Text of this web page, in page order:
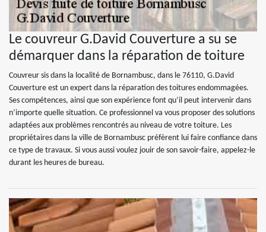
Le couvreur G.David Couverture a su se
démarquer dans la réparation de toiture
Couvreur sis dans la localité de Bornambusc, dans le 76110, G.David
Couverture est un expert dans la réparation des toitures endommagées.
Ses compétences, ainsi que son expérience font qu’il peut intervenir dans
n’importe quelle situation. Ce professionnel va vous proposer des solutions
adaptées aux problèmes rencontrés au niveau de votre toiture. Les
propriétaires dans la ville de Bornambusc préfèrent lui faire confiance dans
ce type de travaux. Si vous aussi voulez jouir de son savoir-faire, appelez-le
durant les heures de bureau.